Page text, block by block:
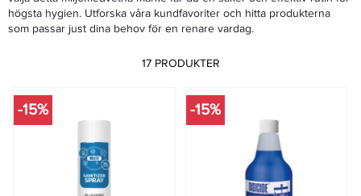
högsta hygien. Utforska våra kundfavoriter och hitta produkterna
som passar just dina behov för en renare vardag.
17 PRODUKTER
-15% -15%